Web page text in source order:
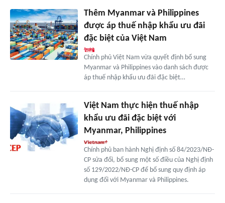
Thêm Myanmar và Philippines
được áp thuế nhập khẩu ưu đãi
đặc biệt của Việt Nam
Chính phủ Việt Nam vừa quyết định bổ sung
Myanmar và Philippines vào danh sách được
áp thuế nhập khẩu ưu đãi đặc biệt…
Việt Nam thực hiện thuế nhập
khẩu ưu đãi đặc biệt với
Myanmar, Philippines
Chính phủ ban hành Nghị định số 84/2023/NĐ-
CP sửa đổi, bổ sung một số điều của Nghị định
số 129/2022/NĐ-CP để bổ sung quy định áp
dụng đối với Myanmar và Philippines.